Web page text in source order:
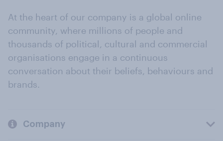
At the heart of our company is a global online
community, where millions of people and
thousands of political, cultural and commercial
organisations engage in a continuous
conversation about their beliefs, behaviours and
brands.
Company